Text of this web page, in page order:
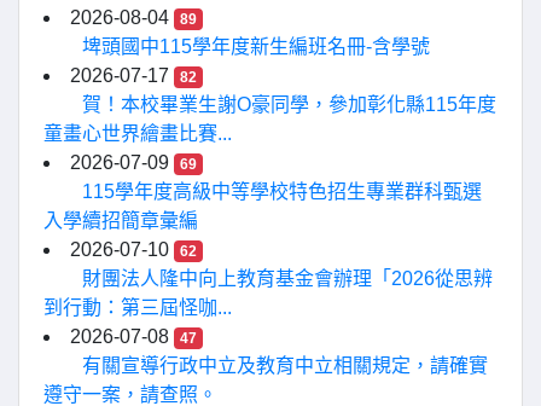
2026-08-04
89
埤頭國中115學年度新生編班名冊-含學號
2026-07-17
82
賀！本校畢業生謝O豪同學，參加彰化縣115年度
童畫心世界繪畫比賽...
2026-07-09
69
115學年度高級中等學校特色招生專業群科甄選
入學續招簡章彙編
2026-07-10
62
財團法人隆中向上教育基金會辦理「2026從思辨
到行動：第三屆怪咖...
2026-07-08
47
有關宣導行政中立及教育中立相關規定，請確實
遵守一案，請查照。